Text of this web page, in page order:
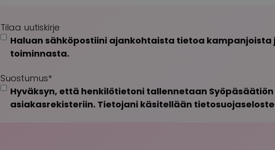
Tilaa uutiskirje
Haluan sähköpostiini ajankohtaista tietoa kampanjoista
toiminnasta.
Suostumus*
Hyväksyn, että henkilötietoni tallennetaan Syöpäsäätiön
asiakasrekisteriin. Tietojani käsitellään